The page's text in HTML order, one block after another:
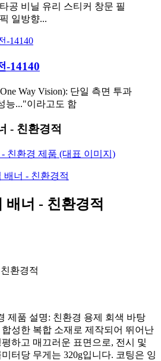
공 비닐 유리 스티커 창문 필
일방향...
-14140
Way Vision): 단일 측면 투과
능..."이라고도 함
- 친환경적
배너 - 친환경적
환경적
제품 설명: 친환경 용제 회색 바탕
합성한 복합 소재로 제작되어 뛰어난
하고 매끄러운 표면으로, 전시 및
터당 무게는 320g입니다. 코팅은 잉